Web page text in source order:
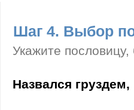
Шаг 4. Выбор
Укажите
Назвался груздем,